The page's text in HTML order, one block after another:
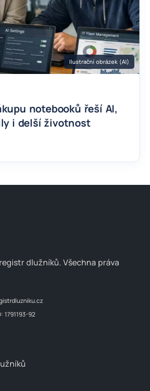
Ilustrační obrázek (AI)
notebooků řeší AI,
i delší životnost
dlužníků. Všechna práva
1791193-92